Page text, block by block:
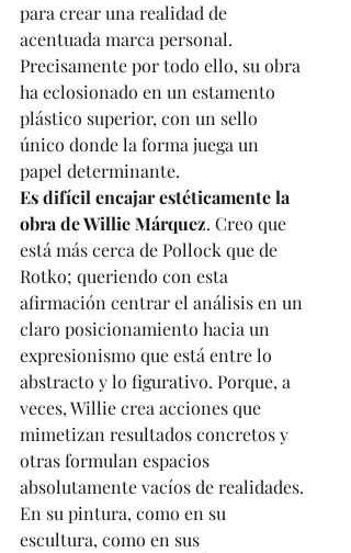
para crear una realidad de
acentuada marca personal.
Precisamente por todo ello, su obra
ha eclosionado en un estamento
plástico superior, con un sello
único donde la forma juega un
papel determinante.
Es difícil encajar estéticamente la
obra de Willie Márquez. Creo que
está más cerca de Pollock que de
Rotko; queriendo con esta
afirmación centrar el análisis en un
claro posicionamiento hacia un
expresionismo que está entre lo
abstracto y lo figurativo. Porque, a
veces, Willie crea acciones que
mimetizan resultados concretos y
otras formulan espacios
absolutamente vacíos de realidades.
En su pintura, como en su
escultura, como en sus